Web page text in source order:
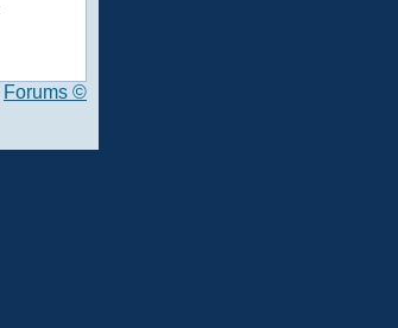
Forums ©